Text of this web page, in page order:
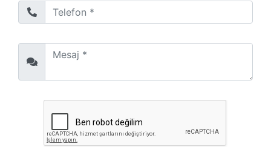
Telefon *